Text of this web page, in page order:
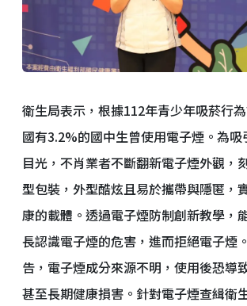
衛生局表示，根據112年青少年吸菸行
國有3.2%的國中生曾使用電子煙。為
目光，不肖業者不斷翻新電子煙外觀，
型包裝，外型酷炫且易於攜帶與隱匿，
康的載體。透過電子煙防制創新教學，
長認識電子煙的危害，進而拒絕電子煙
告，電子煙成分來源不明，使用後恐導
甚至長期健康損害。針對電子煙查緝衛